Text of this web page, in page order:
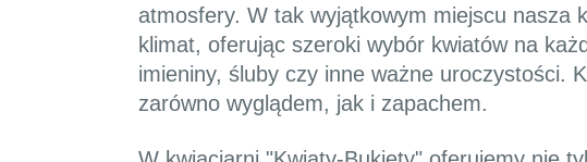
atmosfery. W tak wyjątkowym miejscu nasza
klimat, oferując szeroki wybór kwiatów na
imieniny, śluby czy inne ważne uroczystości.
zarówno wyglądem, jak i zapachem.